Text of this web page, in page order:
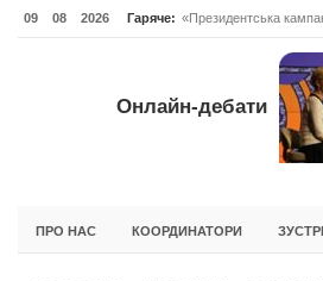
09 08 2026 Гаряче: «Президентська
Онлайн-дебати
ОНЛАЙН-ДЕБАТИ
Онлайн-дебати
ПРО НАС КООРДИНАТОРИ